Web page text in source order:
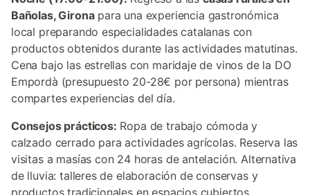
Bañolas, Gironapara una experiencia gastronómica
local preparando especialidades catalanas con
productos obtenidos durante las actividades matutinas.
Cena bajo las estrellas con maridaje de vinos de la DO
Empordà (presupuesto 20-28€ por persona) mientras
compartes experiencias del día.
Consejos prácticos: Ropa de trabajo cómoda y
calzado cerrado para actividades agrícolas. Reserva las
visitas a masías con 24 horas de antelación. Alternativa
de lluvia: talleres de elaboración de conservas y
productos tradicionales en espacios cubiertos.